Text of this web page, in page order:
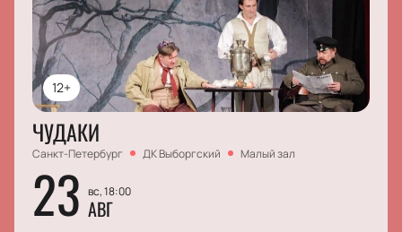
12+
ЧУДАКИ
Санкт-Петербург ДК Выборгский Малый зал
23 вс, 18:00
АВГ